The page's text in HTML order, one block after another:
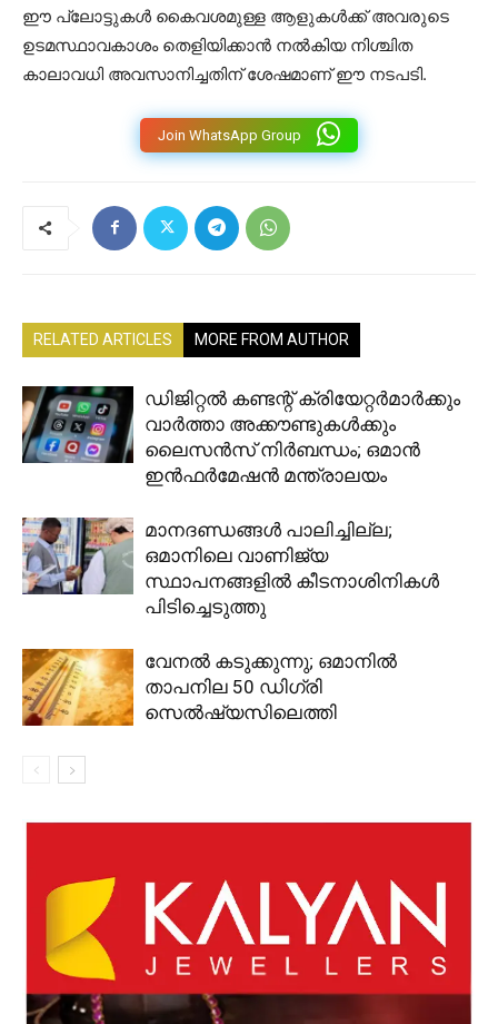
ഈ പ്ലോട്ടുകൾ കൈവശമുള്ള ആളുകൾക്ക് അവരുടെ
ഉടമസ്ഥാവകാശം തെളിയിക്കാൻ നൽകിയ നിശ്ചിത
കാലാവധി അവസാനിച്ചതിന് ശേഷമാണ് ഈ നടപടി.
Join WhatsApp Group
RELATED ARTICLES MORE FROM AUTHOR
ഡിജിറ്റൽ കണ്ടന്റ് ക്രിയേറ്റർമാർക്കും
വാർത്താ അക്കൗണ്ടുകൾക്കും
ലൈസൻസ് നിർബന്ധം; ഒമാൻ
ഇൻഫർമേഷൻ മന്ത്രാലയം
മാനദണ്ഡങ്ങൾ പാലിച്ചില്ല;
ഒമാനിലെ വാണിജ്യ
സ്ഥാപനങ്ങളിൽ കീടനാശിനികൾ
പിടിച്ചെടുത്തു
വേനൽ കടുക്കുന്നു; ഒമാനിൽ
താപനില 50 ഡിഗ്രി
സെൽഷ്യസിലെത്തി